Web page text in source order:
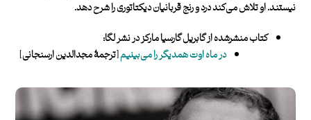
نیستند. او تلاش می‌کند درد و رنج قربانیان دیکتاتوری را شرح دهد.
کتاب منشرشده از گابریل گارسیا مارکز در نشر لگا:
در ماه اوت همدیگر را می‌بینیم[ترجمۀ مجدالدین ارسنجانی]